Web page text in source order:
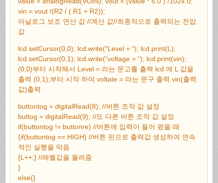
vin = vout /(R2 / ( R1 + R2));
아날로그 보조 연산 값 //계산 값//최종적으로 출력되는 전압
값
lcd.setCursor(0,0); lcd.write(“Level = “); lcd.print(L);
lcd.setCursor(0,1); lcd.write(“voltage = “); lcd.print(vin);
(0,0)부터 시작해서 Level = 라는 문고를 출력 lcd 에 L 값을
출력 (0,1);부터 시작 하여 voltate = 라는 문구 출력 vin(출력
값)출력
buttontog = digitalRead(8); //버튼 조작 값 설정
buttog = digitalRead(9); //또 다른 버튼 조작 값 설정
if(buttontog != buttonre) //버튼에 입력이 들어 왔을 때
{if(buttontog == HIGH) //버튼 핀으로 출력값 생성하여 연속
적인 실행을 막음
{L++;} //레벨값을 올려줌
}
else{}